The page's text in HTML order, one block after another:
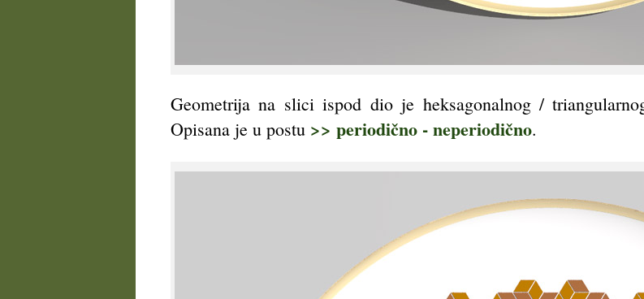
Geometrija na slici ispod dio je heksagonalnog /
Opisana je u postu >> periodično - neperiodično.